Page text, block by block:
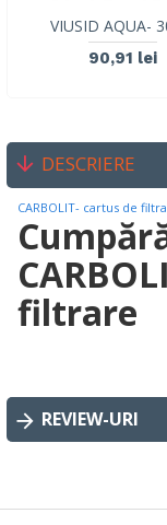
VIUSID AQUA-
90,91 lei
DESCRIERE
CARBOLIT- cartus de
filtrare
REVIEW-URI